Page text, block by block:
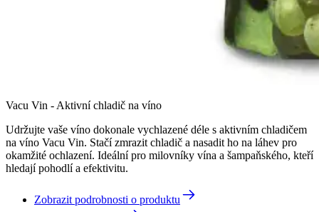
Vacu Vin - Aktivní chladič na víno
Udržujte vaše víno dokonale vychlazené déle s aktivním chladičem
na víno Vacu Vin. Stačí zmrazit chladič a nasadit ho na láhev pro
okamžité ochlazení. Ideální pro milovníky vína a šampaňského, kteří
hledají pohodlí a efektivitu.
Zobrazit podrobnosti o produktu